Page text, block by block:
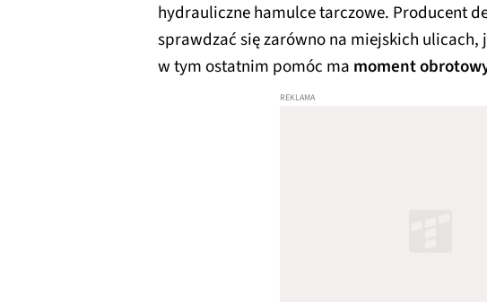
hydrauliczne hamulce tarczowe. Producent
sprawdzać się zarówno na miejskich ulicach,
w tym ostatnim pomóc ma moment